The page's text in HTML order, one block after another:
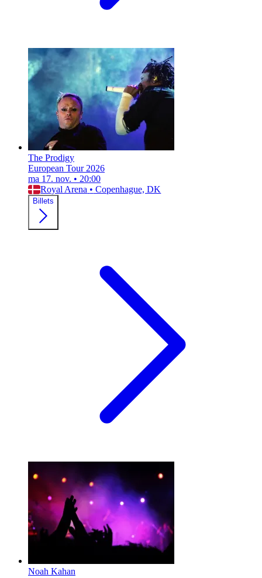
The Prodigy
European Tour 2026
ma 17. nov. • 20:00
Royal Arena • Copenhague, DK
Billets
Noah Kahan